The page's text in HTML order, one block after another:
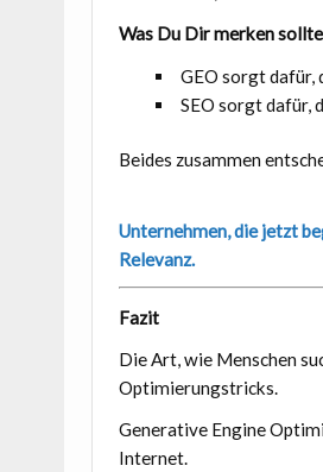
Was Du Dir merken
GEO sorgt dafür,
SEO sorgt dafür,
Beides zusammen
Unternehmen, die jetzt
Relevanz.
Fazit
Die Art, wie Menschen
Optimierungstricks.
Generative Engine
Internet.